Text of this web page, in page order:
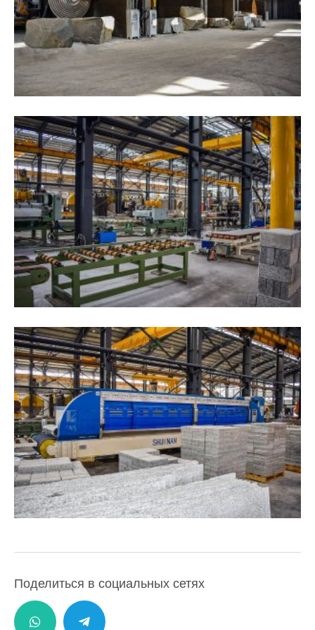
Поделиться в социальных сетях